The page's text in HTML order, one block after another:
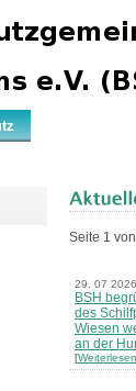
Seite 1
29. 07 2026
BSH
des
Wiesen
an der
[